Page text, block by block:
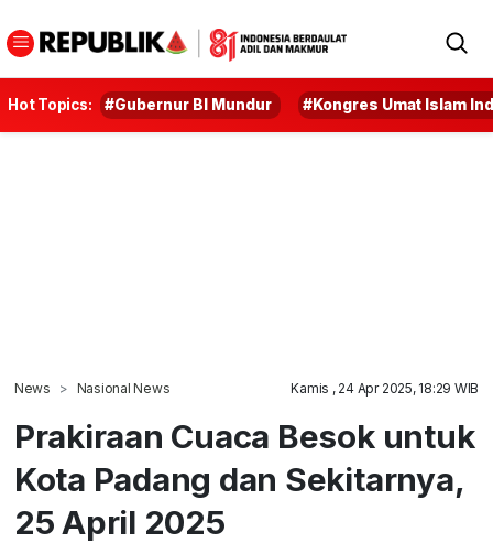
Hot Topics: #Gubernur BI Mundur #Kongres Umat Islam
News Nasional News Kamis , 24 Apr 2025, 18:29 WIB
Prakiraan Cuaca Besok untuk
Kota Padang dan Sekitarnya,
25 April 2025